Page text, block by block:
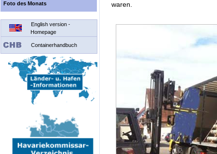
Foto des Monats
English version -
Homepage
Containerhandbuch
waren.